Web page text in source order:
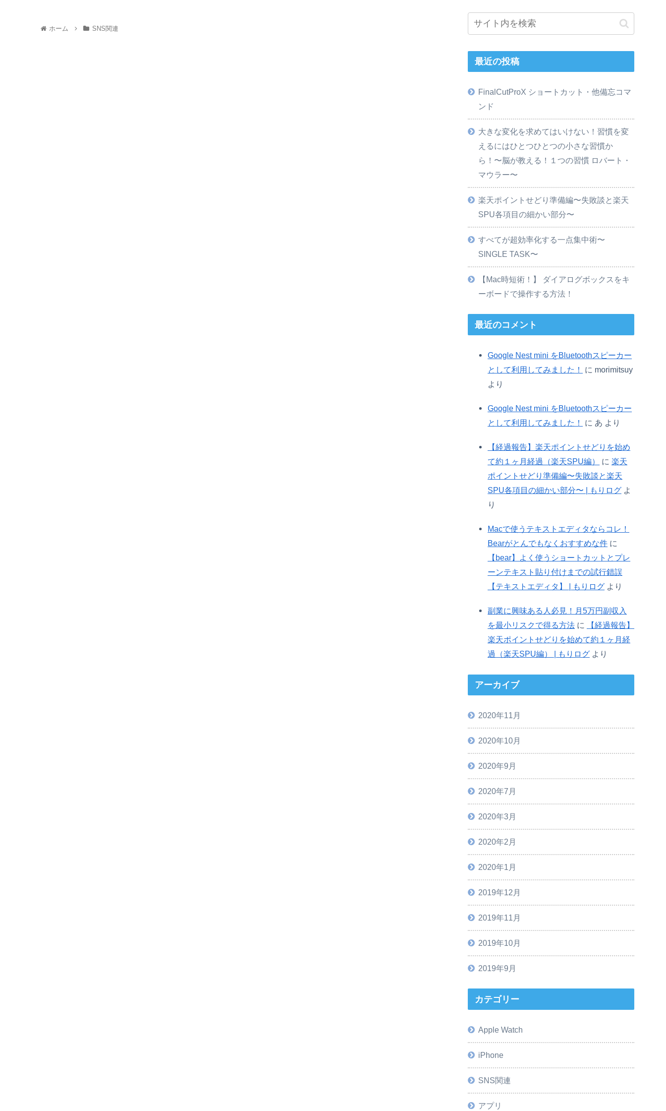
ホーム SNS関連
最近の投稿
FinalCutProX ショートカット・他備忘コマ
ンド
大きな変化を求めてはいけない！習慣を変
えるにはひとつひとつの小さな習慣か
ら！〜脳が教える！１つの習慣 ロバート・
マウラー〜
楽天ポイントせどり準備編〜失敗談と楽天
SPU各項目の細かい部分〜
すべてが超効率化する一点集中術〜
SINGLE TASK〜
【Mac時短術！】 ダイアログボックスをキ
ーボードで操作する方法！
最近のコメント
Google Nest mini をBluetoothスピーカー
として利用してみました！
に morimitsuy
より
Google Nest mini をBluetoothスピーカー
として利用してみました！
に あ より
【経過報告】楽天ポイントせどりを始め
て約１ヶ月経過（楽天SPU編）
に 楽天
ポイントせどり準備編〜失敗談と楽天
SPU各項目の細かい部分〜 | もりログ よ
り
Macで使うテキストエディタならコレ！
Bearがとんでもなくおすすめな件 に
【bear】よく使うショートカットとプレ
ーンテキスト貼り付けまでの試行錯誤
【テキストエディタ】 | もりログ より
副業に興味ある人必見！月5万円副収入
を最小リスクで得る方法 に
【経過報告】
楽天ポイントせどりを始めて約１ヶ月経
過（楽天SPU編） | もりログ より
アーカイブ
2020年11月
2020年10月
2020年9月
2020年7月
2020年3月
2020年2月
2020年1月
2019年12月
2019年11月
2019年10月
2019年9月
カテゴリー
Apple Watch
iPhone
SNS関連
アプリ